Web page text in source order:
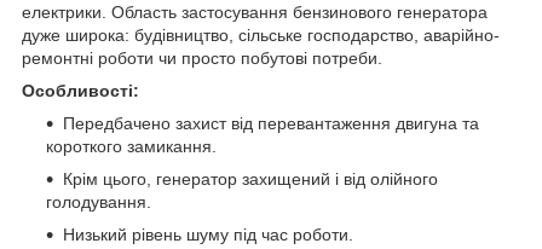
електрики. Область застосування бензинового генератора
дуже широка: будівництво, сільське господарство, аварійно-
ремонтні роботи чи просто побутові потреби.
Особливості:
Передбачено захист від перевантаження двигуна та
короткого замикання.
Крім цього, генератор захищений і від олійного
голодування.
Низький рівень шуму під час роботи.